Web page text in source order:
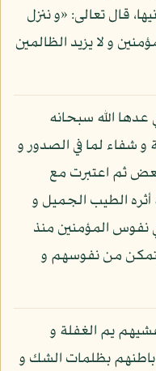
قال تعالى: «و ننزل
و لا يزيد الظالمين
عدها الله سبحانه
و شفاء لما في الصدور و
ثم اعتبرت مع
أثره الطيب الجميل و
نفوس المؤمنين منذ
من نفوسهم و
يم الغفلة و
بظلمات الشك و